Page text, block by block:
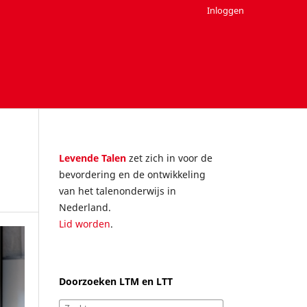
Inloggen
Levende Talen zet zich in voor de
bevordering en de ontwikkeling
van het talenonderwijs in
Nederland.
Lid worden.
Doorzoeken LTM en LTT